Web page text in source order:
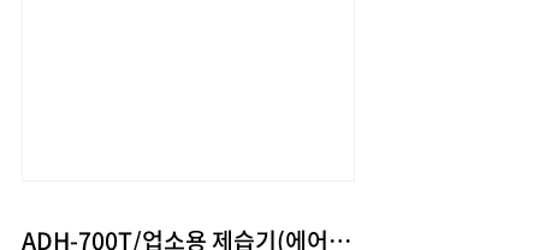
ADH-700T/업소용 제습기(에어렉스/이동식/50~90평형)